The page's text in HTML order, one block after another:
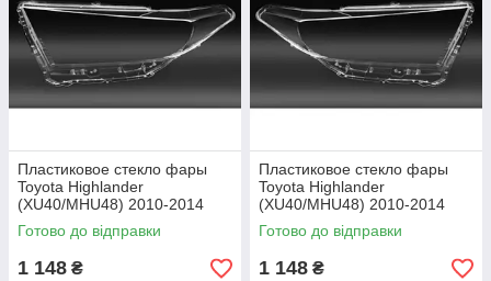
Пластиковое стекло фары
Toyota Highlander
(XU40/MHU48) 2010-2014
левое (водительское)
Готово до відправки
1 148 ₴
Пластиковое стекло фары
Toyota Highlander
(XU40/MHU48) 2010-2014
правое (пассажирское)
Готово до відправки
1 148 ₴